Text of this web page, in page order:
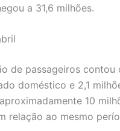
a 31,6 milhões.
de passageiros contou
doméstico e 2,1
10
relação ao mesmo